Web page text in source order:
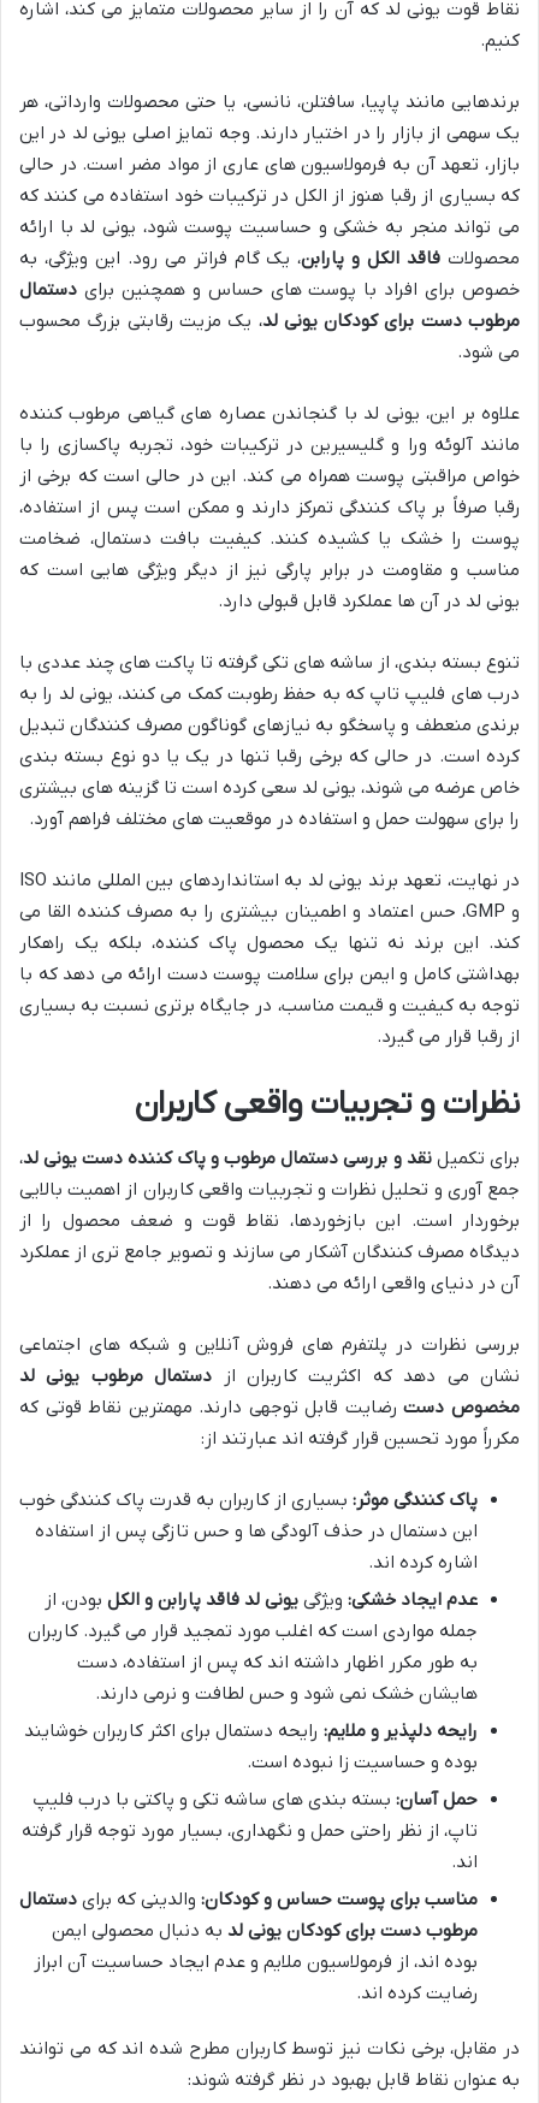
نقاط قوت یونی لد که آن را از سایر محصولات متمایز می کند، اشاره
کنیم.
برندهایی مانند پاپیا، سافتلن، نانسی، یا حتی محصولات وارداتی، هر
یک سهمی از بازار را در اختیار دارند. وجه تمایز اصلی یونی لد در این
بازار، تعهد آن به فرمولاسیون های عاری از مواد مضر است. در حالی
که بسیاری از رقبا هنوز از الکل در ترکیبات خود استفاده می کنند که
می تواند منجر به خشکی و حساسیت پوست شود، یونی لد با ارائه
محصولات فاقد الکل و پارابن، یک گام فراتر می رود. این ویژگی، به
خصوص برای افراد با پوست های حساس و همچنین برای دستمال
مرطوب دست برای کودکان یونی لد، یک مزیت رقابتی بزرگ محسوب
می شود.
علاوه بر این، یونی لد با گنجاندن عصاره های گیاهی مرطوب کننده
مانند آلوئه ورا و گلیسیرین در ترکیبات خود، تجربه پاکسازی را با
خواص مراقبتی پوست همراه می کند. این در حالی است که برخی از
رقبا صرفاً بر پاک کنندگی تمرکز دارند و ممکن است پس از استفاده،
پوست را خشک یا کشیده کنند. کیفیت بافت دستمال، ضخامت
مناسب و مقاومت در برابر پارگی نیز از دیگر ویژگی هایی است که
یونی لد در آن ها عملکرد قابل قبولی دارد.
تنوع بسته بندی، از ساشه های تکی گرفته تا پاکت های چند عددی با
درب های فلیپ تاپ که به حفظ رطوبت کمک می کنند، یونی لد را به
برندی منعطف و پاسخگو به نیازهای گوناگون مصرف کنندگان تبدیل
کرده است. در حالی که برخی رقبا تنها در یک یا دو نوع بسته بندی
خاص عرضه می شوند، یونی لد سعی کرده است تا گزینه های بیشتری
را برای سهولت حمل و استفاده در موقعیت های مختلف فراهم آورد.
در نهایت، تعهد برند یونی لد به استانداردهای بین المللی مانند ISO
و GMP، حس اعتماد و اطمینان بیشتری را به مصرف کننده القا می
کند. این برند نه تنها یک محصول پاک کننده، بلکه یک راهکار
بهداشتی کامل و ایمن برای سلامت پوست دست ارائه می دهد که با
توجه به کیفیت و قیمت مناسب، در جایگاه برتری نسبت به بسیاری
از رقبا قرار می گیرد.
نظرات و تجربیات واقعی کاربران
برای تکمیلنقد و بررسی دستمال مرطوب و پاک کننده دست یونی لد،
جمع آوری و تحلیل نظرات و تجربیات واقعی کاربران از اهمیت بالایی
برخوردار است. این بازخوردها، نقاط قوت و ضعف محصول را از
دیدگاه مصرف کنندگان آشکار می سازند و تصویر جامع تری از عملکرد
آن در دنیای واقعی ارائه می دهند.
بررسی نظرات در پلتفرم های فروش آنلاین و شبکه های اجتماعی
نشان می دهد که اکثریت کاربران از دستمال مرطوب یونی لد
مخصوص دسترضایت قابل توجهی دارند. مهمترین نقاط قوتی که
مکرراً مورد تحسین قرار گرفته اند عبارتند از:
پاک کنندگی موثر: بسیاری از کاربران به قدرت پاک کنندگی خوب
این دستمال در حذف آلودگی ها و حس تازگی پس از استفاده
اشاره کرده اند.
عدم ایجاد خشکی: ویژگی یونی لد فاقد پارابن و الکل بودن، از
جمله مواردی است که اغلب مورد تمجید قرار می گیرد. کاربران
به طور مکرر اظهار داشته اند که پس از استفاده، دست
هایشان خشک نمی شود و حس لطافت و نرمی دارند.
رایحه دلپذیر و ملایم: رایحه دستمال برای اکثر کاربران خوشایند
بوده و حساسیت زا نبوده است.
حمل آسان: بسته بندی های ساشه تکی و پاکتی با درب فلیپ
تاپ، از نظر راحتی حمل و نگهداری، بسیار مورد توجه قرار گرفته
اند.
مناسب برای پوست حساس و کودکان: والدینی که برای دستمال
مرطوب دست برای کودکان یونی لد به دنبال محصولی ایمن
بوده اند، از فرمولاسیون ملایم و عدم ایجاد حساسیت آن ابراز
رضایت کرده اند.
در مقابل، برخی نکات نیز توسط کاربران مطرح شده اند که می توانند
به عنوان نقاط قابل بهبود در نظر گرفته شوند: